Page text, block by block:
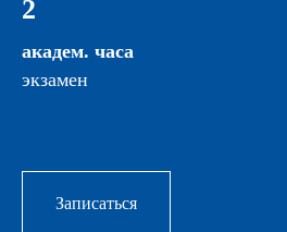
2
академ. часа
экзамен
Записаться